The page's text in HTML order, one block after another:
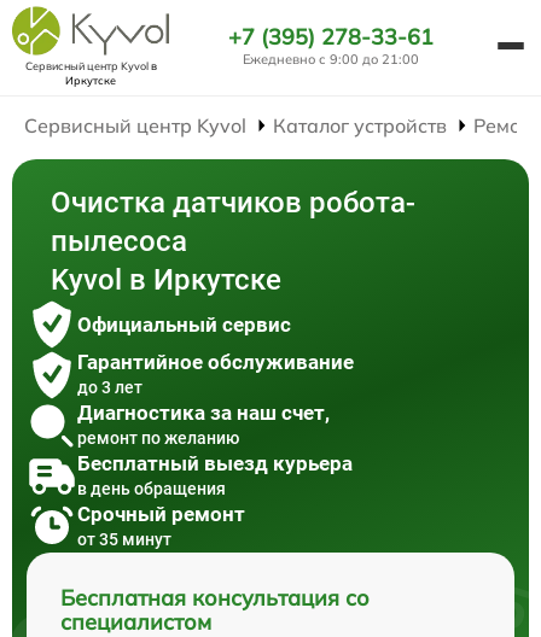
Сервисный центр Kyvolв
Иркутске
+7 (395) 278-33-61
Ежедневно с 9:00 до 21:00
Сервисный центр Kyvol Каталог устройств
Очистка датчиков робота-
пылесоса
Kyvol в Иркутске
Официальный сервис
Гарантийное обслуживание
до 3 лет
Диагностика за наш счет,
ремонт по желанию
Бесплатный выезд курьера
в день обращения
Срочный ремонт
от 35 минут
Бесплатная консультация со
специалистом